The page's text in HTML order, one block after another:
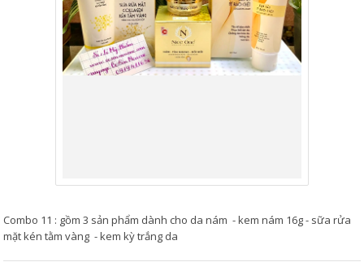
Combo 11 : gồm 3 sản phẩm dành cho da nám - kem nám 16g - sữa rửa
mặt kén tằm vàng - kem kỳ trắng da